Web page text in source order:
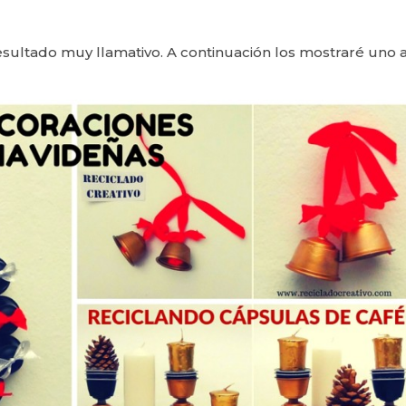
muy llamativo. A continuación los mostraré uno